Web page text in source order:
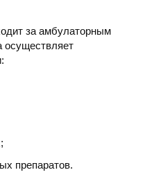
за амбулаторным
осуществляет
препаратов.